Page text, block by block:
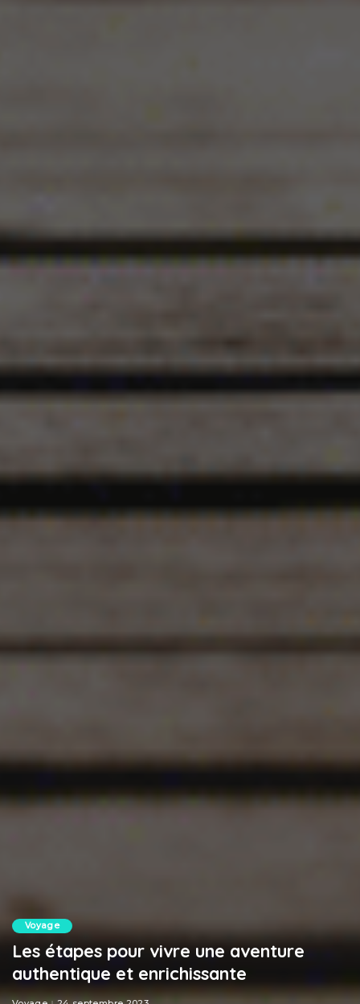
Voyage
Les étapes pour vivre une aventure
authentique et enrichissante